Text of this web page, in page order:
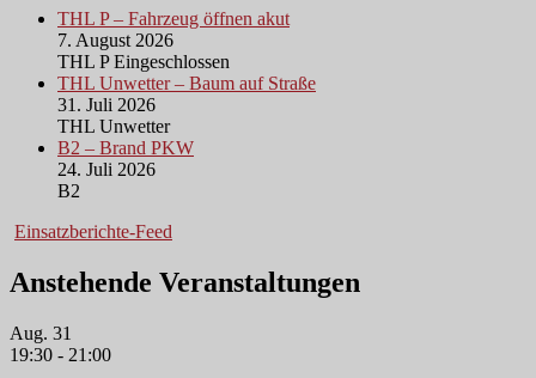
THL P – Fahrzeug öffnen akut
7. August 2026
THL P Eingeschlossen
THL Unwetter – Baum auf Straße
31. Juli 2026
THL Unwetter
B2 – Brand PKW
24. Juli 2026
B2
Einsatzberichte-Feed
Anstehende Veranstaltungen
Aug. 31
19:30 - 21:00